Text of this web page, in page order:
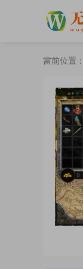
當前位置：